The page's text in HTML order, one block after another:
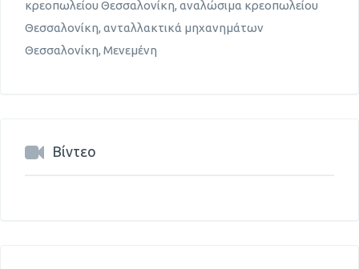
κρεοπωλείου Θεσσαλονίκη, αναλώσιμα κρεοπωλείου
Θεσσαλονίκη, ανταλλακτικά μηχανημάτων
Θεσσαλονίκη, Μενεμένη
Βίντεο